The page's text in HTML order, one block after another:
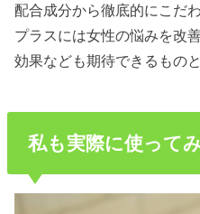
配合成分から徹底的にこだ
プラスには女性の悩みを改
効果なども期待できるもの
私も実際に使って